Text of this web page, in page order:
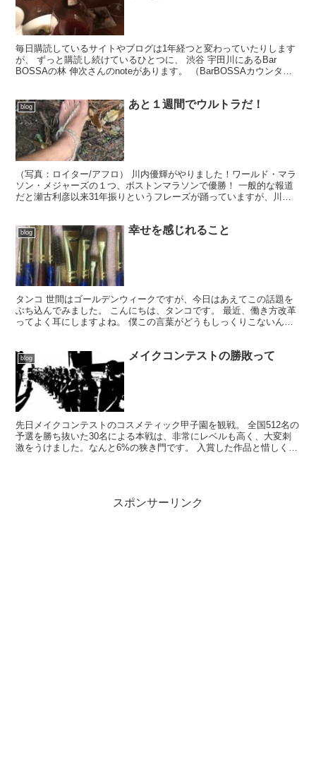
毎日購読しているサイトやブログは1年経つと変わっていたりします
が、 ずっと購読し続けているひとつに、 渋谷 宇田川にあるBar
BOSSAの林 伸次さんのnoteがあります。 （BarBOSSAカウンター
blog あと１週間でウルトラだ！
（写真：ロイター/アフロ） 川内優輝がやりました！ワールド・マラ
ソン・メジャーズの１つ、ボストンマラソンで優勝！ 一般的な報道
だと瀬古利彦以来31年振りというフレーズが踊っていますが、川内
blog 幸せを感じれること
タンコ 世間はゴールデンウィークですが、今日はあえてこの話題を
ぶち込んでみました。 こんにちは、タンコです。 最近、働き方改革
ってよく耳にしますよね。 僕この言葉がどうもしっくりこないんで
blog メイクコンテストの勝敗って
先日メイクコンテストのコスメティック甲子園を観戦。 全国512名の
予選を勝ち抜いた30名による本戦は、非常にレベルも高く、大変刺
激をうけました。なんと6%の狭き門です。 入賞した作品と惜しくも
スポンサーリンク